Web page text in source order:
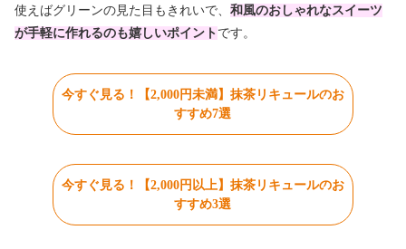
使えばグリーンの見た目もきれいで、 和風のおしゃれなスイーツ
が手軽に作れるのも嬉しいポイント です。
今すぐ見る！【2,000円未満】抹茶リキュールのお
すすめ7選
今すぐ見る！【2,000円以上】抹茶リキュールのお
すすめ3選